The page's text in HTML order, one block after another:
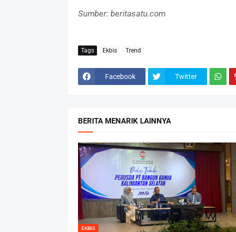
Sumber: beritasatu.com
Tags Ekbis Trend
Facebook Twitter
BERITA MENARIK LAINNYA
EKBIS